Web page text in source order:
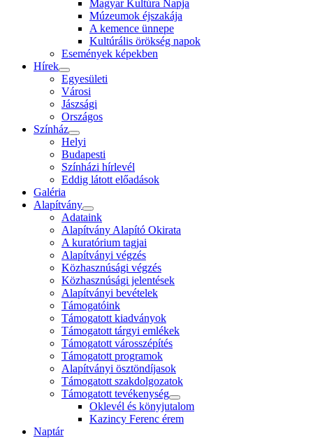
Magyar Kultúra Napja
Múzeumok éjszakája
A kemence ünnepe
Kultúrális örökség napok
Események képekben
Hírek
Egyesületi
Városi
Jászsági
Országos
Színház
Helyi
Budapesti
Színházi hírlevél
Eddig látott előadások
Galéria
Alapítvány
Adataink
Alapítvány Alapító Okirata
A kuratórium tagjai
Alapítványi végzés
Közhasznúsági végzés
Közhasznúsági jelentések
Alapítványi bevételek
Támogatóink
Támogatott kiadványok
Támogatott tárgyi emlékek
Támogatott városszépítés
Támogatott programok
Alapítványi ösztöndíjasok
Támogatott szakdolgozatok
Támogatott tevékenység
Oklevél és könyjutalom
Kazincy Ferenc érem
Naptár